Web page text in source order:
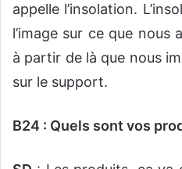
appelle l’insolation.
l’image sur ce que nous
à partir de là que nous
sur le support.
B24 : Quels sont vos